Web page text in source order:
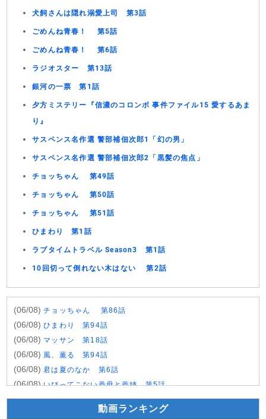
犬飼さんは隠れ溺愛上司 第3話
ごめんね青春！ 第5話
ごめんね青春！ 第6話
ラジオスター 第13話
銀河の一票 第1話
夕方ミステリー『信濃のコロンボ 事件ファイル15 愛するあま
り』
サスペンス名作選 警部補佃次郎1「幻の男」
サスペンス名作選 警部補佃次郎2「黒髪の焦点」
チョッちゃん 第49話
チョッちゃん 第50話
チョッちゃん 第51話
ひまわり 第1話
ラブタイムトラベル Season3 第1話
10回切って倒れない木はない 第2話
(06/08)チョッちゃん 第86話
(06/08)ひまわり 第94話
(06/08) マッサン 第18話
(06/08) 風、薫る 第94話
(06/08)君は夏のなか 第6話
(06/08)いびってこない義母と義姉 第5話
(06/08)サンダー３ 第5話
ヤンキー激戦区の四天王がアイドルグループに転生した
動画ランキング